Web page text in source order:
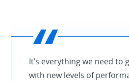
It’s everything we need to
with new levels of